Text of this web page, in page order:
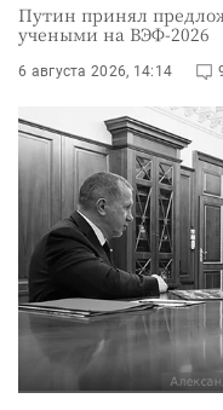
Путин принял
учеными на ВЭФ-2026
6 августа 2026, 14:14